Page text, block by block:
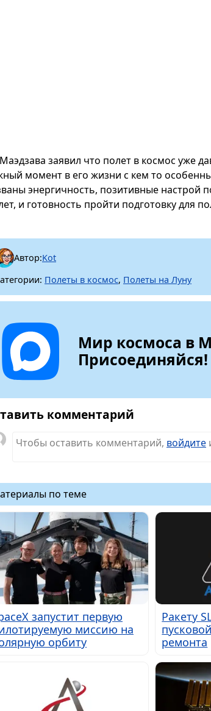
Маэдзава заявил что полет в космос уже
момент в его жизни с кем то
энергичность, позитивные настрой
и готовность пройти подготовку для
Автор:Kot
Полеты в космос, Полеты на Луну
Мир космоса в
Присоединяйся!
комментарий
Чтобы оставить комментарий, войдите
по теме
запустит первую
миссию на
орбиту
Ракету
ремонта